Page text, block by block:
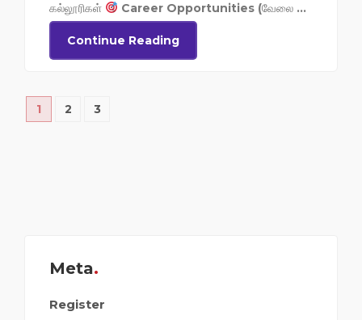
கல்லூரிகள்
Career Opportunities (வேலை ...
Continue Reading
1 2 3
Meta
Register